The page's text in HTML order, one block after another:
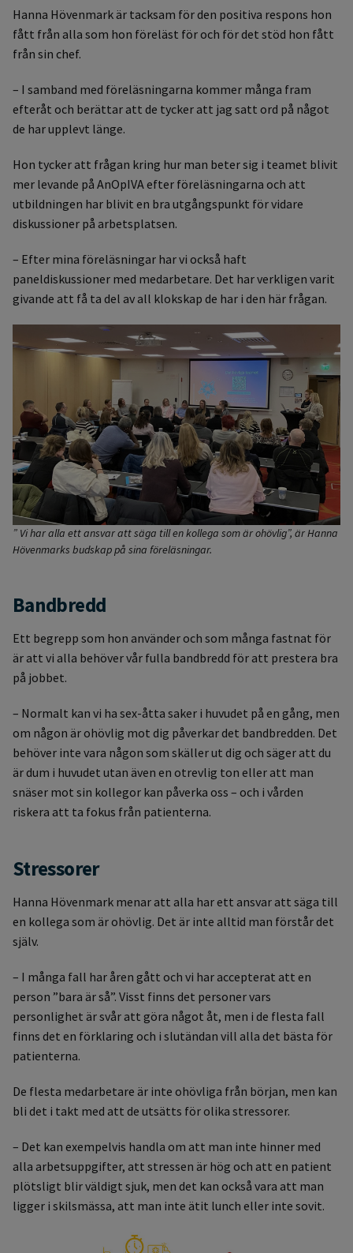
Hanna Hövenmark är tacksam för den positiva respons hon
fått från alla som hon föreläst för och för det stöd hon fått
från sin chef.
– I samband med föreläsningarna kommer många fram
efteråt och berättar att de tycker att jag satt ord på något
de har upplevt länge.
Hon tycker att frågan kring hur man beter sig i teamet blivit
mer levande på AnOpIVA efter föreläsningarna och att
utbildningen har blivit en bra utgångspunkt för vidare
diskussioner på arbetsplatsen.
– Efter mina föreläsningar har vi också haft
paneldiskussioner med medarbetare. Det har verkligen varit
givande att få ta del av all klokskap de har i den här frågan.
” Vi har alla ett ansvar att säga till en kollega som är ohövlig”, är Hanna
Hövenmarks budskap på sina föreläsningar.
Bandbredd
Ett begrepp som hon använder och som många fastnat för
är att vi alla behöver vår fulla bandbredd för att prestera bra
på jobbet.
– Normalt kan vi ha sex-åtta saker i huvudet på en gång, men
om någon är ohövlig mot dig påverkar det bandbredden. Det
behöver inte vara någon som skäller ut dig och säger att du
är dum i huvudet utan även en otrevlig ton eller att man
snäser mot sin kollegor kan påverka oss – och i vården
riskera att ta fokus från patienterna.
Stressorer
Hanna Hövenmark menar att alla har ett ansvar att säga till
en kollega som är ohövlig. Det är inte alltid man förstår det
själv.
– I många fall har åren gått och vi har accepterat att en
person ”bara är så”. Visst finns det personer vars
personlighet är svår att göra något åt, men i de flesta fall
finns det en förklaring och i slutändan vill alla det bästa för
patienterna.
De flesta medarbetare är inte ohövliga från början, men kan
bli det i takt med att de utsätts för olika stressorer.
– Det kan exempelvis handla om att man inte hinner med
alla arbetsuppgifter, att stressen är hög och att en patient
plötsligt blir väldigt sjuk, men det kan också vara att man
ligger i skilsmässa, att man inte ätit lunch eller inte sovit.